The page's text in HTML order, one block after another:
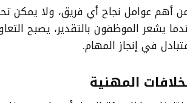
أهم عوامل نجاح أي فريق، ولا يمكن
يشعر الموظفون بالتقدير، يصبح
في إنجاز المهام.
المهنية